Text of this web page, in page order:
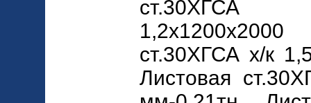
ст.30ХГСА
ст.30ХГСА х/к
Листовая